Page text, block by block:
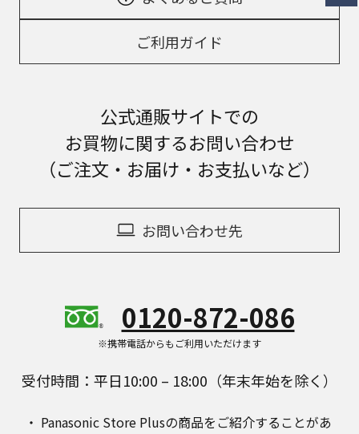
ご利用ガイド
公式通販サイトでの
お買物に関するお問い合わせ
（ご注文・お届け・お支払いなど）
お問い合わせ先
0120-872-086
※携帯電話からもご利用いただけます
受付時間：平日10:00 – 18:00（年末年始を除く）
Panasonic Store Plusの商品をご紹介することがあ